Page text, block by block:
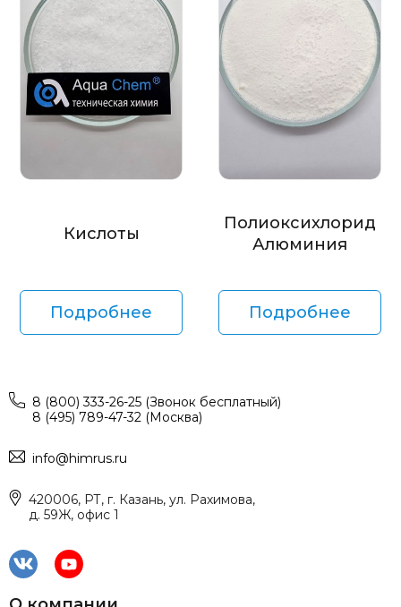
Кислоты
Подробнее
Полиоксихлорид
Алюминия
Подробнее
8 (800) 333-26-25 (Звонок бесплатный)
8 (495) 789-47-32 (Москва)
info@himrus.ru
420006, РТ, г. Казань, ул. Рахимова,
д. 59Ж, офис 1